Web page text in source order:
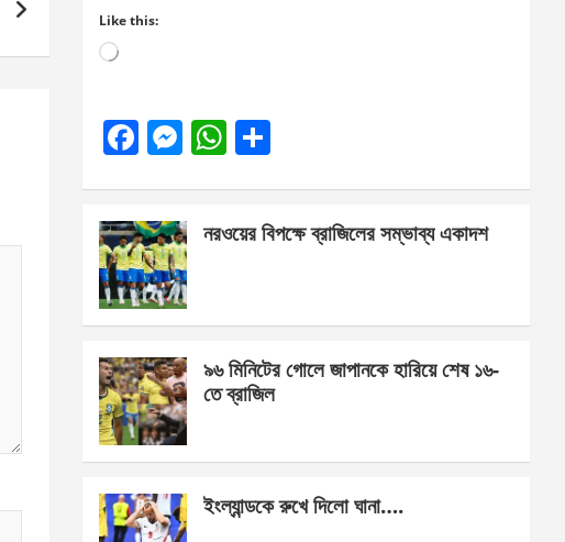
Like this:
Loading…
F
b
o
o
k
M
n
g
er
W
s
e
নরওয়ের বিপক্ষে ব্রাজিলের সম্ভাব্য একাদশ
৯৬ মিনিটের গোলে জাপানকে হারিয়ে শেষ ১৬-
তে ব্রাজিল
ইংল্যান্ডকে রুখে দিলো ঘানা….